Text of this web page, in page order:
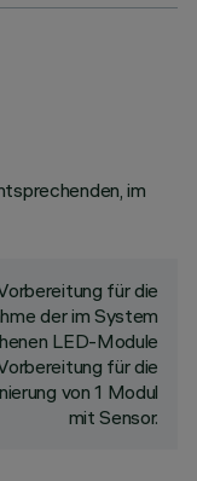
im
für die
der im System
LED-Module
für die
von 1 Modul
mit Sensor.